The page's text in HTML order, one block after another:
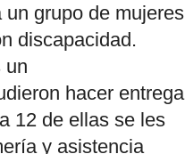
grupo de mujeres
discapacidad.
un
hacer entrega
12 de ellas se les
y asistencia